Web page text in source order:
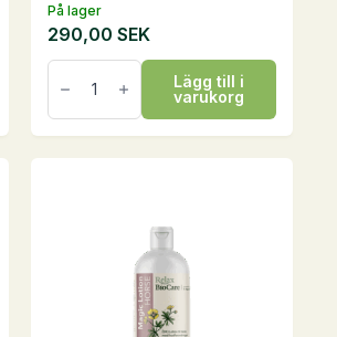
På lager
290,00SEK
Calming
Summer
Lotion,
0,5
liter
Lägg till i
varukorg